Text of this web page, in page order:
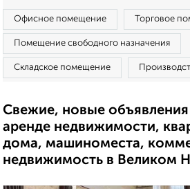
Офисное помещение Торговое
Помещение свободного назначения
Складское помещение
Свежие, новые
аренде недвижимости,
дома, машиноместа,
недвижимость в Великом